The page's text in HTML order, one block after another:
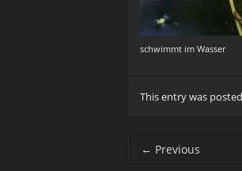
schwimmt im Wasser
This entry was
Post navigation
← Previous